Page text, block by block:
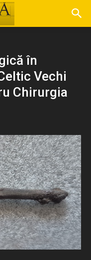
în
Vechi
Chirurgia